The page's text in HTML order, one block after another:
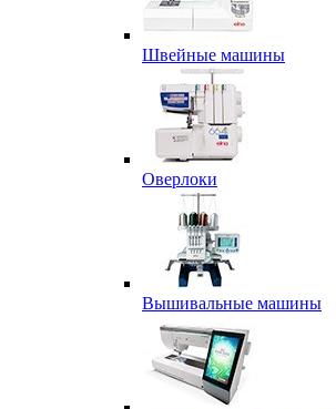
Швейные машины
Оверлоки
Вышивальные машины